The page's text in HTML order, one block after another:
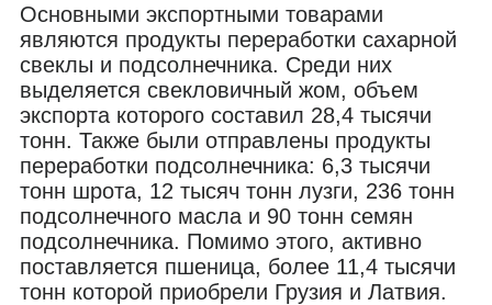
Основными экспортными товарами
являются продукты переработки сахарной
свеклы и подсолнечника. Среди них
выделяется свекловичный жом, объем
экспорта которого составил 28,4 тысячи
тонн. Также были отправлены продукты
переработки подсолнечника: 6,3 тысячи
тонн шрота, 12 тысяч тонн лузги, 236 тонн
подсолнечного масла и 90 тонн семян
подсолнечника. Помимо этого, активно
поставляется пшеница, более 11,4 тысячи
тонн которой приобрели Грузия и Латвия.